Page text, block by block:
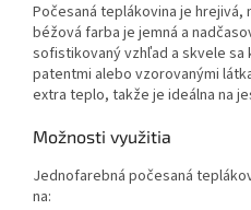
Počesaná teplákovina je hrejivá,
béžová farba je jemná a
sofistikovaný vzhľad a skvele sa
patentmi alebo vzorovanými
extra teplo, takže je ideálna na
Možnosti využitia
Jednofarebná počesaná
na: